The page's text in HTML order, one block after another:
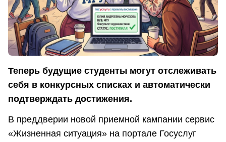
Теперь будущие студенты могут отслеживать
себя в конкурсных списках и автоматически
подтверждать достижения.
В преддверии новой приемной кампании сервис
«Жизненная ситуация» на портале Госуслуг